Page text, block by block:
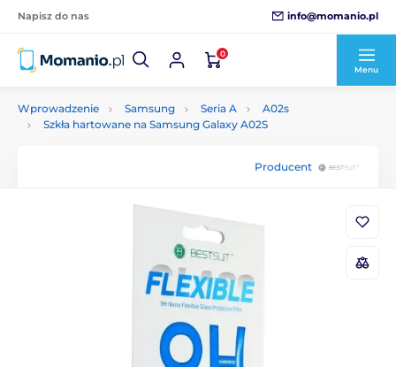
Napisz do nas info@momanio.pl
0
Menu
Wprowadzenie Samsung Seria A
A02s
Szkła hartowane na Samsung Galaxy A02S
Producent